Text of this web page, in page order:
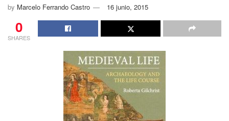
by Marcelo Ferrando Castro 16 junio, 2015
0
SHARES